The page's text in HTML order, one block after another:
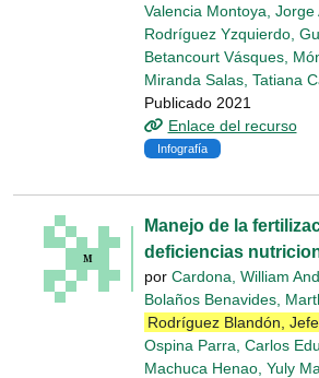
Valencia Montoya, Jorge
Rodríguez Yzquierdo,
Betancourt Vásques,
Miranda Salas, Tatiana
Publicado 2021
Enlace del recurso
Infografía
Manejo de la
deficiencias
por Cardona, William
Bolaños Benavides,
Rodríguez Blandón,
Ospina Parra, Carlos
Machuca Henao, Yuly